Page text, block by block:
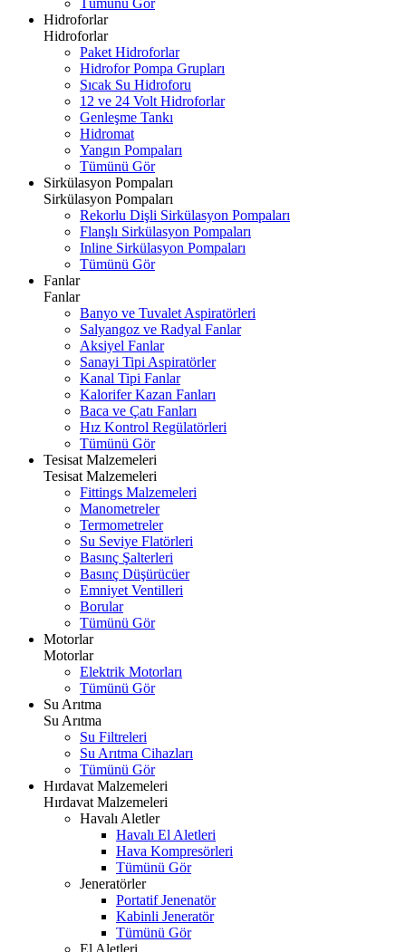
Tümünü Gör
Hidroforlar
Hidroforlar
Paket Hidroforlar
Hidrofor Pompa Grupları
Sıcak Su Hidroforu
12 ve 24 Volt Hidroforlar
Genleşme Tankı
Hidromat
Yangın Pompaları
Tümünü Gör
Sirkülasyon Pompaları
Sirkülasyon Pompaları
Rekorlu Dişli Sirkülasyon Pompaları
Flanşlı Sirkülasyon Pompaları
Inline Sirkülasyon Pompaları
Tümünü Gör
Fanlar
Fanlar
Banyo ve Tuvalet Aspiratörleri
Salyangoz ve Radyal Fanlar
Aksiyel Fanlar
Sanayi Tipi Aspiratörler
Kanal Tipi Fanlar
Kalorifer Kazan Fanları
Baca ve Çatı Fanları
Hız Kontrol Regülatörleri
Tümünü Gör
Tesisat Malzemeleri
Tesisat Malzemeleri
Fittings Malzemeleri
Manometreler
Termometreler
Su Seviye Flatörleri
Basınç Şalterleri
Basınç Düşürücüer
Emniyet Ventilleri
Borular
Tümünü Gör
Motorlar
Motorlar
Elektrik Motorları
Tümünü Gör
Su Arıtma
Su Arıtma
Su Filtreleri
Su Arıtma Cihazları
Tümünü Gör
Hırdavat Malzemeleri
Hırdavat Malzemeleri
Havalı Aletler
Havalı El Aletleri
Hava Kompresörleri
Tümünü Gör
Jeneratörler
Portatif Jenenatör
Kabinli Jeneratör
Tümünü Gör
El Aletleri